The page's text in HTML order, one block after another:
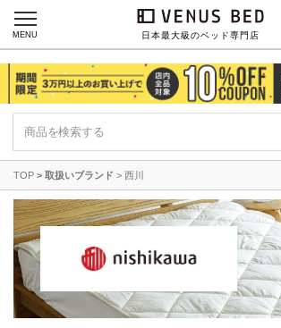
日本最大級のベッド専門店
MENU
TOP 取扱いブランド 西川